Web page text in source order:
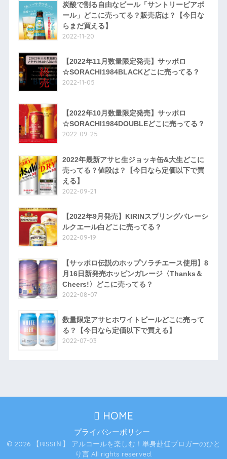
炭酸で割る自由なビール「サントリービアボ
ール」どこに売ってる？販売店は？【今日な
らまだ買える】
2022-11-20
【2022年11月数量限定発売】サッポロ
☆SORACHI1984BLACKどこに売ってる？
2022-11-05
【2022年10月数量限定発売】サッポロ
☆SORACHI1984DOUBLEどこに売ってる？
2022-09-25
2022年最新アサヒ生ジョッキ缶&大生どこに
売ってる？値段は？【今日なら定価以下で買
える】
2022-09-21
【2022年9月発売】KIRINスプリングバレーシ
ルクエール白どこに売ってる？
2022-09-19
【サッポロ伝説のホップソラチエース使用】8
月16日新発売ホッピンガレージ〈Thanks＆
Cheers!〉どこに売ってる？
2022-08-07
数量限定アサヒホワイトビールどこに売って
る？【今日なら定価以下で買える】
2022-07-03
HOME
プライバシーポリシー
© 2026 【RISSIＮ】 アルコールを楽しむ！単身赴任ブロガーのひと
り言 All rights reserved.